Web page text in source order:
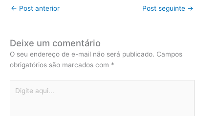
← Post anterior Post seguinte →
Deixe um comentário
O seu endereço de e-mail não será publicado. Campos
obrigatórios são marcados com *
aqui...